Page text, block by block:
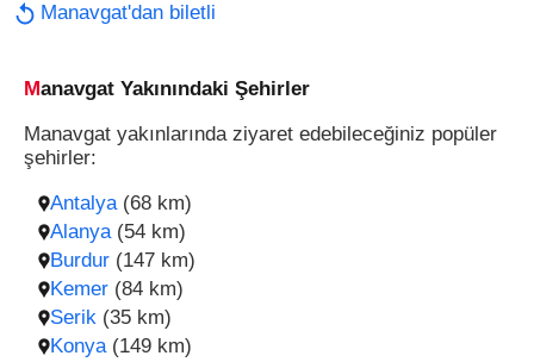
Manavgat'dan biletli
Manavgat Yakınındaki Şehirler
Manavgat yakınlarında ziyaret edebileceğiniz popüler
şehirler:
Antalya(68 km)
Konya(149 km)
Alanya(54 km)
Burdur (147 km)
Kemer (84 km)
Serik (35 km)